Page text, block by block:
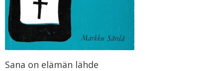
Sana on elämän lähde